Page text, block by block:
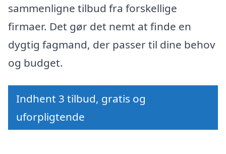
sammenligne tilbud fra forskellige
firmaer. Det gør det nemt at finde en
dygtig fagmand, der passer til dine behov
og budget.
Indhent 3 tilbud, gratis og
uforpligtende